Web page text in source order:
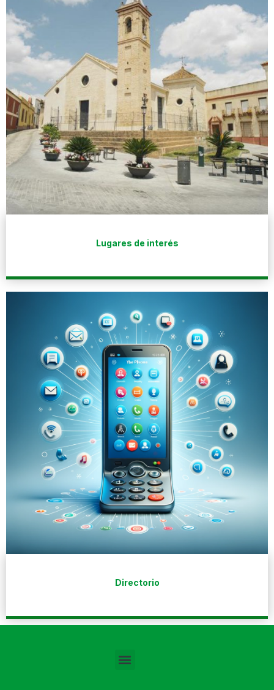
Lugares de interés
Directorio